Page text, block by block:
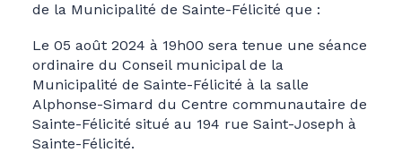
de la Municipalité de Sainte-Félicité que :
Le 05 août 2024 à 19h00 sera tenue une séance
ordinaire du Conseil municipal de la
Municipalité de Sainte-Félicité à la salle
Alphonse-Simard du Centre communautaire de
Sainte-Félicité situé au 194 rue Saint-Joseph à
Sainte-Félicité.